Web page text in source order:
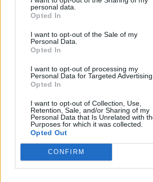
personal data.
Opted In
I want to opt-out of the Sale of my
Personal Data.
Opted In
I want to opt-out of processing my
Personal Data for Targeted Advertising.
Opted In
I want to opt-out of Collection, Use,
Retention, Sale, and/or Sharing of my
Personal Data that Is Unrelated with
Purposes for which it was collected.
Opted Out
CONFIRM
ΣΧΕΤΙΚΑ ΑΡΘΡΑ